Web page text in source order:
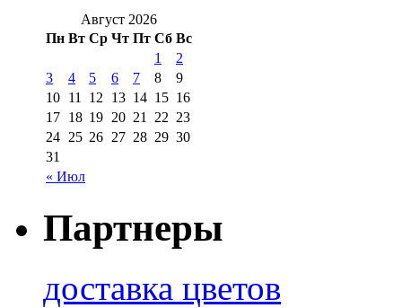
Август 2026
Пн Вт Ср Чт Пт Сб Вс
« Июл
1
2
3
4 5 6 7 8
9
10 11 12 13 14 15 16
17 18 19 20 21 22 23
24 25 26 27 28 29 30
31
Партнеры
доставка цветов